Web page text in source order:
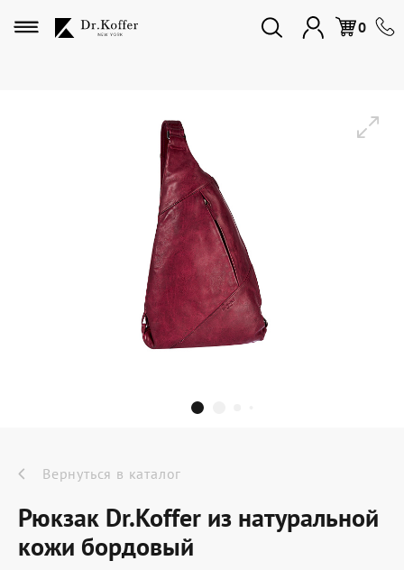
0
Избранное
Дорожная коллекция
Мужская коллекция
Женская коллекция
Подарки и сувениры
Подарочные карты
Dr.Koffer Outlet
Новинки
Акции
Вернуться в каталог
Рюкзак Dr.Koffer из натуральной
кожи бордовый